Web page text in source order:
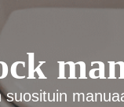
suosituin